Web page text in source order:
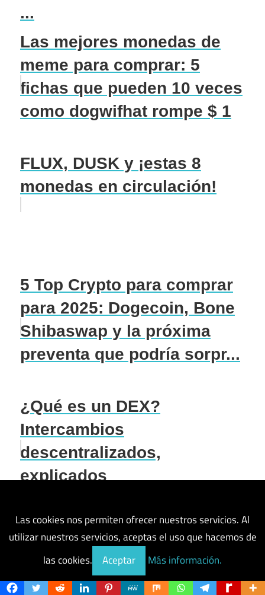
...
Las mejores monedas de
meme para comprar: 5
fichas que pueden 10 veces
como dogwifhat rompe $ 1
FLUX, DUSK y ¡estas 8
monedas en circulación!
5 Top Crypto para comprar
para 2025: Dogecoin, Bone
Shibaswap y la próxima
preventa que podría sorpr...
¿Qué es un DEX?
Intercambios
descentralizados,
explicados
Protocolo inyectivo ($INJ):
intercambio de derivados
totalmente descentralizado
Las cookies nos permiten ofrecer nuestros servicios. Al
utilizar nuestros servicios, aceptas el uso que hacemos de
las cookies.
Aceptar Más información.